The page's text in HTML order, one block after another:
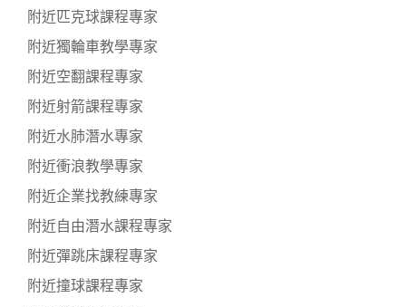
附近匹克球課程專家
附近獨輪車教學專家
附近空翻課程專家
附近射箭課程專家
附近水肺潛水專家
附近衝浪教學專家
附近企業找教練專家
附近自由潛水課程專家
附近彈跳床課程專家
附近撞球課程專家